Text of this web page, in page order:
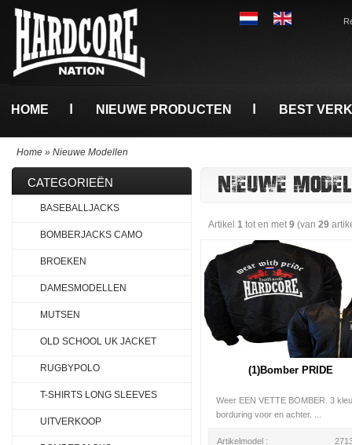
HOME NIEUWE PRODUCTEN BEST
Home » Nieuwe Modellen
NIEUWE
Artikel 1 tot en met9 (van 29
(1)Bomber PRIDE
Weer EEN VETTE BOMBER. 3
borduring voor en achter. ...
Artikelmodel :
CATEGORIEËN
BASEBALLJACKS
BOMBERJACKS CAMO
BROEKEN
DAMESMODELLEN
MUTSEN
OLD SCHOOL UK JACKET
RUGBYPOLO
T-SHIRTS LONG SLEEVES
UITVERKOOP